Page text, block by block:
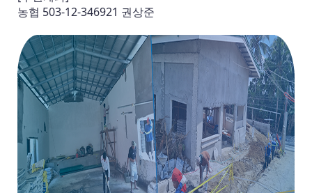
농협 503-12-346921 권상준